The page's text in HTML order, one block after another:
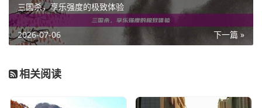
三国杀，享乐强度的极致体验
下一篇 »
2026-07-06
相关阅读